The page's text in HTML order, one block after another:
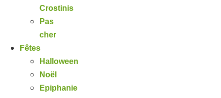
Crostinis
Pas
cher
Fêtes
Halloween
Noël
Epiphanie